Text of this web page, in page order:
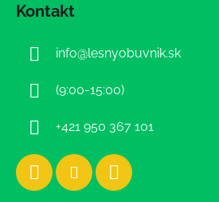
Kontakt
info@lesnyobuvnik.sk
(9:00-15:00)
+421 950 367 101